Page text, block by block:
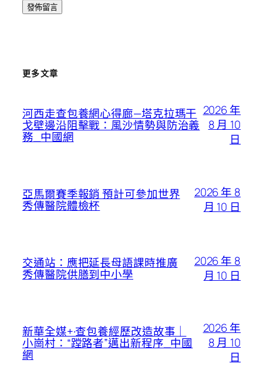
更多文章
河西走查包養網心得廊—塔克拉瑪干
戈壁邊沿阻擊戰：風沙情勢與防治義
務_中國網
2026 年
8 月 10
日
亞馬爾賽季報銷 預計可參加世界
秀傳醫院體檢杯
2026 年 8
月 10 日
交通站：應把延長母語課時推廣
秀傳醫院供膳到中小學
2026 年 8
月 10 日
新華全媒+·查包養經歷改造故事｜
小崗村：“蹚路者”邁出新程序_中國
網
2026 年
8 月 10
日